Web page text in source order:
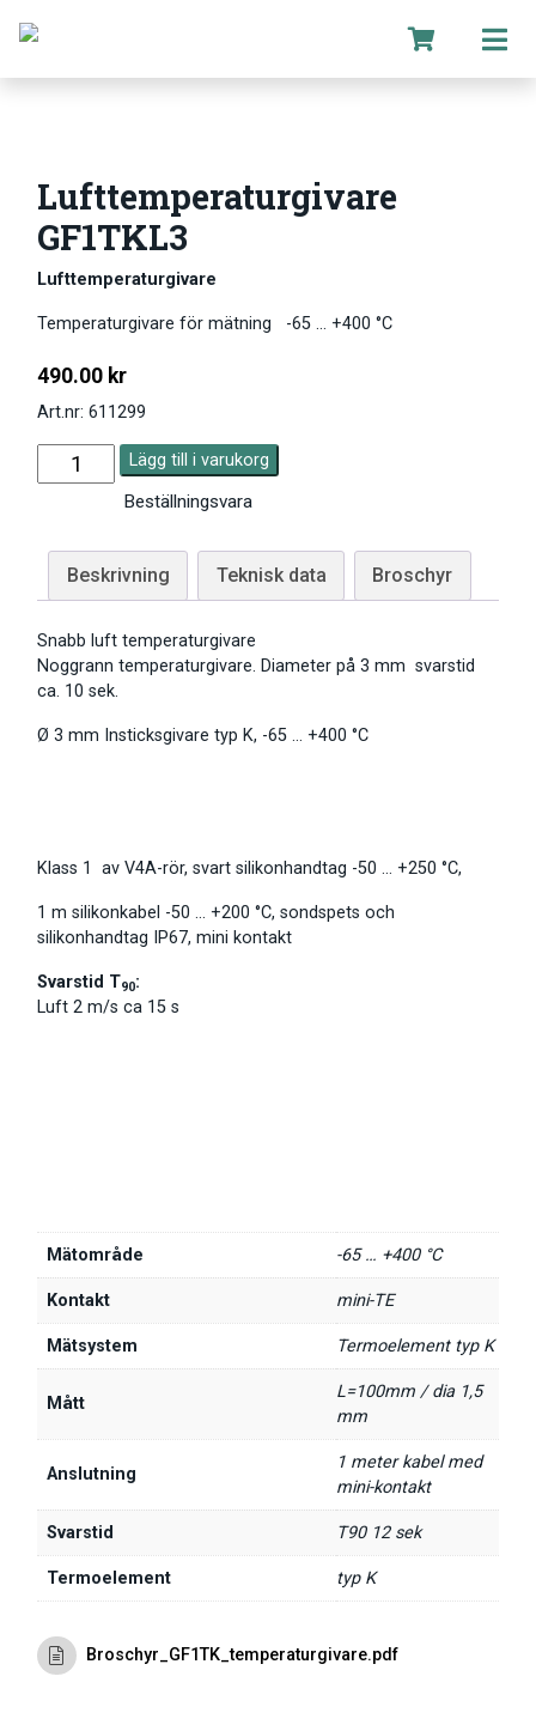
Lufttemperaturgivare
GF1TKL3
Lufttemperaturgivare
Temperaturgivare för mätning -65 … +400 °C
490.00 kr
Art.nr: 611299
Lägg till i varukorg
Beställningsvara
Beskrivning Teknisk data Broschyr
Snabb luft temperaturgivare
Noggrann temperaturgivare. Diameter på 3 mm svarstid
ca. 10 sek.
Ø 3 mm Insticksgivare typ K, -65 … +400 °C
Klass 1 av V4A-rör, svart silikonhandtag -50 … +250 °C,
1 m silikonkabel -50 … +200 °C, sondspets och
silikonhandtag IP67, mini kontakt
Svarstid T90:
Luft 2 m/s ca 15 s
Mätområde -65 … +400 °C
Kontakt mini-TE
Mätsystem Termoelement typ K
Mått
L=100mm / dia 1,5
mm
Anslutning
1 meter kabel med
mini-kontakt
Svarstid T90 12 sek
Termoelement typ K
Broschyr_GF1TK_temperaturgivare.pdf